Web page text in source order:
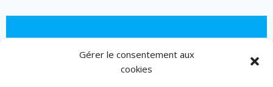
Gérer le consentement aux
cookies